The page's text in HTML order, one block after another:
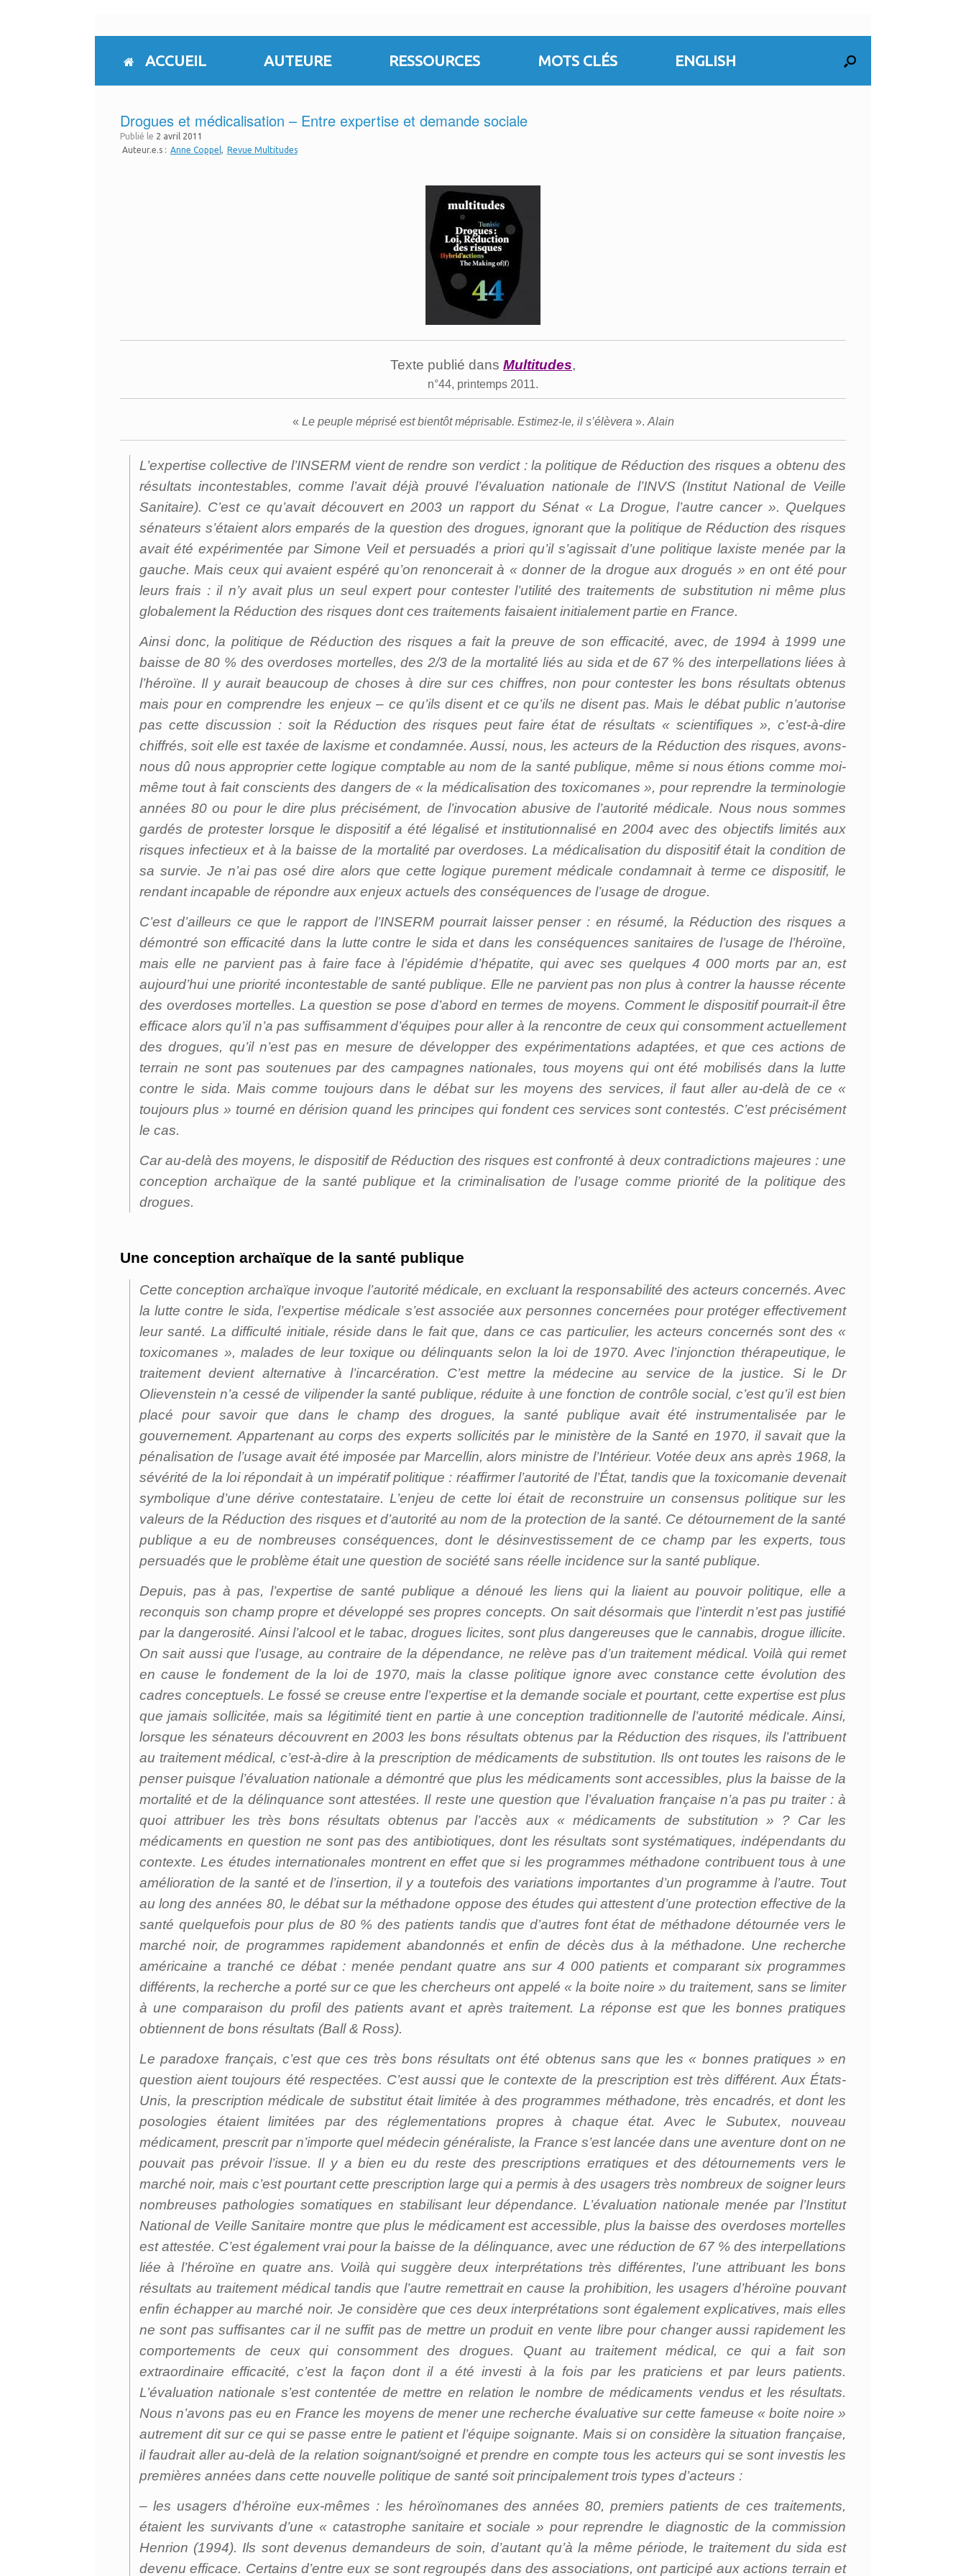
to
ACCUEIL AUTEURE RESSOURCES MOTS CLÉS ENGLISH
Drogues et médicalisation – Entre expertise et demande sociale
Publié le 2 avril 2011
Auteur.e.s : Anne Coppel Revue Multitudes
Texte publié dans Multitudes,
n°44, printemps 2011.
« Le peuple méprisé est bientôt méprisable. Estimez-le, il s’élèvera ». Alain
L’expertise collective de l’INSERM vient de rendre son verdict : la politique de Réduction des risques a obtenu des
résultats incontestables, comme l’avait déjà prouvé l’évaluation nationale de l’INVS (Institut National de Veille
Sanitaire). C’est ce qu’avait découvert en 2003 un rapport du Sénat « La Drogue, l’autre cancer ». Quelques
sénateurs s’étaient alors emparés de la question des drogues, ignorant que la politique de Réduction des risques
avait été expérimentée par Simone Veil et persuadés a priori qu’il s’agissait d’une politique laxiste menée par la
gauche. Mais ceux qui avaient espéré qu’on renoncerait à « donner de la drogue aux drogués » en ont été pour
leurs frais : il n’y avait plus un seul expert pour contester l’utilité des traitements de substitution ni même plus
globalement la Réduction des risques dont ces traitements faisaient initialement partie en France.
Ainsi donc, la politique de Réduction des risques a fait la preuve de son efficacité, avec, de 1994 à 1999 une
baisse de 80 % des overdoses mortelles, des 2/3 de la mortalité liés au sida et de 67 % des interpellations liées à
l’héroïne. Il y aurait beaucoup de choses à dire sur ces chiffres, non pour contester les bons résultats obtenus
mais pour en comprendre les enjeux – ce qu’ils disent et ce qu’ils ne disent pas. Mais le débat public n’autorise
pas cette discussion : soit la Réduction des risques peut faire état de résultats « scientifiques », c’est-à-dire
chiffrés, soit elle est taxée de laxisme et condamnée. Aussi, nous, les acteurs de la Réduction des risques, avons-
nous dû nous approprier cette logique comptable au nom de la santé publique, même si nous étions comme moi-
même tout à fait conscients des dangers de « la médicalisation des toxicomanes », pour reprendre la terminologie
années 80 ou pour le dire plus précisément, de l’invocation abusive de l’autorité médicale. Nous nous sommes
gardés de protester lorsque le dispositif a été légalisé et institutionnalisé en 2004 avec des objectifs limités aux
risques infectieux et à la baisse de la mortalité par overdoses. La médicalisation du dispositif était la condition de
sa survie. Je n’ai pas osé dire alors que cette logique purement médicale condamnait à terme ce dispositif, le
rendant incapable de répondre aux enjeux actuels des conséquences de l’usage de drogue.
C’est d’ailleurs ce que le rapport de l’INSERM pourrait laisser penser : en résumé, la Réduction des risques a
démontré son efficacité dans la lutte contre le sida et dans les conséquences sanitaires de l’usage de l’héroïne,
mais elle ne parvient pas à faire face à l’épidémie d’hépatite, qui avec ses quelques 4 000 morts par an, est
aujourd’hui une priorité incontestable de santé publique. Elle ne parvient pas non plus à contrer la hausse récente
des overdoses mortelles. La question se pose d’abord en termes de moyens. Comment le dispositif pourrait-il être
efficace alors qu’il n’a pas suffisamment d’équipes pour aller à la rencontre de ceux qui consomment actuellement
des drogues, qu’il n’est pas en mesure de développer des expérimentations adaptées, et que ces actions de
terrain ne sont pas soutenues par des campagnes nationales, tous moyens qui ont été mobilisés dans la lutte
contre le sida. Mais comme toujours dans le débat sur les moyens des services, il faut aller au-delà de ce «
toujours plus » tourné en dérision quand les principes qui fondent ces services sont contestés. C’est précisément
le cas.
Car au-delà des moyens, le dispositif de Réduction des risques est confronté à deux contradictions majeures : une
conception archaïque de la santé publique et la criminalisation de l’usage comme priorité de la politique des
drogues.
Une conception archaïque de la santé publique
Cette conception archaïque invoque l’autorité médicale, en excluant la responsabilité des acteurs concernés. Avec
la lutte contre le sida, l’expertise médicale s’est associée aux personnes concernées pour protéger effectivement
leur santé. La difficulté initiale, réside dans le fait que, dans ce cas particulier, les acteurs concernés sont des «
toxicomanes », malades de leur toxique ou délinquants selon la loi de 1970. Avec l’injonction thérapeutique, le
traitement devient alternative à l’incarcération. C’est mettre la médecine au service de la justice. Si le Dr
Olievenstein n’a cessé de vilipender la santé publique, réduite à une fonction de contrôle social, c’est qu’il est bien
placé pour savoir que dans le champ des drogues, la santé publique avait été instrumentalisée par le
gouvernement. Appartenant au corps des experts sollicités par le ministère de la Santé en 1970, il savait que la
pénalisation de l’usage avait été imposée par Marcellin, alors ministre de l’Intérieur. Votée deux ans après 1968, la
sévérité de la loi répondait à un impératif politique : réaffirmer l’autorité de l’État, tandis que la toxicomanie devenait
symbolique d’une dérive contestataire. L’enjeu de cette loi était de reconstruire un consensus politique sur les
valeurs de la Réduction des risques et d’autorité au nom de la protection de la santé. Ce détournement de la santé
publique a eu de nombreuses conséquences, dont le désinvestissement de ce champ par les experts, tous
persuadés que le problème était une question de société sans réelle incidence sur la santé publique.
Depuis, pas à pas, l’expertise de santé publique a dénoué les liens qui la liaient au pouvoir politique, elle a
reconquis son champ propre et développé ses propres concepts. On sait désormais que l’interdit n’est pas justifié
par la dangerosité. Ainsi l’alcool et le tabac, drogues licites, sont plus dangereuses que le cannabis, drogue illicite.
On sait aussi que l’usage, au contraire de la dépendance, ne relève pas d’un traitement médical. Voilà qui remet
en cause le fondement de la loi de 1970, mais la classe politique ignore avec constance cette évolution des
cadres conceptuels. Le fossé se creuse entre l’expertise et la demande sociale et pourtant, cette expertise est plus
que jamais sollicitée, mais sa légitimité tient en partie à une conception traditionnelle de l’autorité médicale. Ainsi,
lorsque les sénateurs découvrent en 2003 les bons résultats obtenus par la Réduction des risques, ils l’attribuent
au traitement médical, c’est-à-dire à la prescription de médicaments de substitution. Ils ont toutes les raisons de le
penser puisque l’évaluation nationale a démontré que plus les médicaments sont accessibles, plus la baisse de la
mortalité et de la délinquance sont attestées. Il reste une question que l’évaluation française n’a pas pu traiter : à
quoi attribuer les très bons résultats obtenus par l’accès aux « médicaments de substitution » ? Car les
médicaments en question ne sont pas des antibiotiques, dont les résultats sont systématiques, indépendants du
contexte. Les études internationales montrent en effet que si les programmes méthadone contribuent tous à une
amélioration de la santé et de l’insertion, il y a toutefois des variations importantes d’un programme à l’autre. Tout
au long des années 80, le débat sur la méthadone oppose des études qui attestent d’une protection effective de la
santé quelquefois pour plus de 80 % des patients tandis que d’autres font état de méthadone détournée vers le
marché noir, de programmes rapidement abandonnés et enfin de décès dus à la méthadone. Une recherche
américaine a tranché ce débat : menée pendant quatre ans sur 4 000 patients et comparant six programmes
différents, la recherche a porté sur ce que les chercheurs ont appelé « la boite noire » du traitement, sans se limiter
à une comparaison du profil des patients avant et après traitement. La réponse est que les bonnes pratiques
obtiennent de bons résultats (Ball & Ross).
Le paradoxe français, c’est que ces très bons résultats ont été obtenus sans que les « bonnes pratiques » en
question aient toujours été respectées. C’est aussi que le contexte de la prescription est très différent. Aux États-
Unis, la prescription médicale de substitut était limitée à des programmes méthadone, très encadrés, et dont les
posologies étaient limitées par des réglementations propres à chaque état. Avec le Subutex, nouveau
médicament, prescrit par n’importe quel médecin généraliste, la France s’est lancée dans une aventure dont on ne
pouvait pas prévoir l’issue. Il y a bien eu du reste des prescriptions erratiques et des détournements vers le
marché noir, mais c’est pourtant cette prescription large qui a permis à des usagers très nombreux de soigner leurs
nombreuses pathologies somatiques en stabilisant leur dépendance. L’évaluation nationale menée par l’Institut
National de Veille Sanitaire montre que plus le médicament est accessible, plus la baisse des overdoses mortelles
est attestée. C’est également vrai pour la baisse de la délinquance, avec une réduction de 67 % des interpellations
liée à l’héroïne en quatre ans. Voilà qui suggère deux interprétations très différentes, l’une attribuant les bons
résultats au traitement médical tandis que l’autre remettrait en cause la prohibition, les usagers d’héroïne pouvant
enfin échapper au marché noir. Je considère que ces deux interprétations sont également explicatives, mais elles
ne sont pas suffisantes car il ne suffit pas de mettre un produit en vente libre pour changer aussi rapidement les
comportements de ceux qui consomment des drogues. Quant au traitement médical, ce qui a fait son
extraordinaire efficacité, c’est la façon dont il a été investi à la fois par les praticiens et par leurs patients.
L’évaluation nationale s’est contentée de mettre en relation le nombre de médicaments vendus et les résultats.
Nous n’avons pas eu en France les moyens de mener une recherche évaluative sur cette fameuse « boite noire »
autrement dit sur ce qui se passe entre le patient et l’équipe soignante. Mais si on considère la situation française,
il faudrait aller au-delà de la relation soignant/soigné et prendre en compte tous les acteurs qui se sont investis les
premières années dans cette nouvelle politique de santé soit principalement trois types d’acteurs :
– les usagers d’héroïne eux-mêmes : les héroïnomanes des années 80, premiers patients de ces traitements,
étaient les survivants d’une « catastrophe sanitaire et sociale » pour reprendre le diagnostic de la commission
Henrion (1994). Ils sont devenus demandeurs de soin, d’autant qu’à la même période, le traitement du sida est
devenu efficace. Certains d’entre eux se sont regroupés dans des associations, ont participé aux actions terrain et